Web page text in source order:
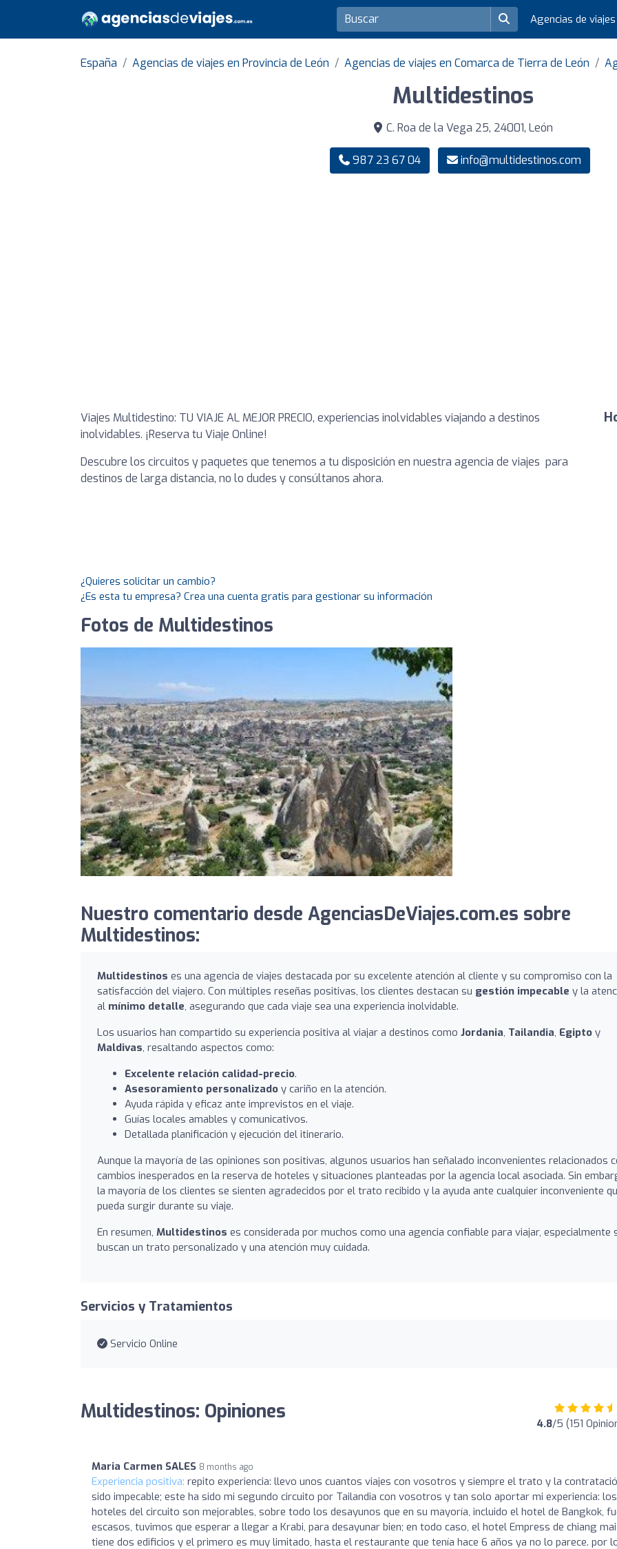
Agencias de viajes
España Agencias de viajes en Provincia de León Agencias de viajes en Comarca de Tierra de León
Multidestinos
C. Roa de la Vega 25, 24001, León
987 23 67 04 info@multidestinos.com
Viajes Multidestino: TU VIAJE AL MEJOR PRECIO, experiencias inolvidables viajando a destinos
inolvidables. ¡Reserva tu Viaje Online!
Descubre los circuitos y paquetes que tenemos a tu disposición en nuestra agencia de viajes para
destinos de larga distancia, no lo dudes y consúltanos ahora.
¿Quieres solicitar un cambio?
¿Es esta tu empresa? Crea una cuenta gratis para gestionar su información
Fotos de Multidestinos
Nuestro comentario desde AgenciasDeViajes.com.es sobre
Multidestinos:
Multidestinos es una agencia de viajes destacada por su excelente atención al cliente y su compromiso con la
satisfacción del viajero. Con múltiples reseñas positivas, los clientes destacan su gestión impecable y la
al mínimo detalle, asegurando que cada viaje sea una experiencia inolvidable.
Los usuarios han compartido su experiencia positiva al viajar a destinos como Jordania, Tailandia, Egipto y
Maldivas, resaltando aspectos como:
Excelente relación calidad-precio.
Asesoramiento personalizado y cariño en la atención.
Ayuda rápida y eficaz ante imprevistos en el viaje.
Guías locales amables y comunicativos.
Detallada planificación y ejecución del itinerario.
Aunque la mayoría de las opiniones son positivas, algunos usuarios han señalado inconvenientes relacionados
cambios inesperados en la reserva de hoteles y situaciones planteadas por la agencia local asociada. Sin
la mayoría de los clientes se sienten agradecidos por el trato recibido y la ayuda ante cualquier inconveniente
pueda surgir durante su viaje.
En resumen, Multidestinos es considerada por muchos como una agencia confiable para viajar, especialmente
buscan un trato personalizado y una atención muy cuidada.
Servicios y Tratamientos
Servicio Online
Multidestinos: Opiniones 4.8/5 (151
Maria Carmen SALES 8 months ago
Experiencia positiva: repito experiencia: llevo unos cuantos viajes con vosotros y siempre el trato y la
sido impecable; este ha sido mi segundo circuito por Tailandia con vosotros y tan solo aportar mi experiencia: los
hoteles del circuito son mejorables, sobre todo los desayunos que en su mayoría, incluido el hotel de Bangkok,
escasos, tuvimos que esperar a llegar a Krabi, para desayunar bien; en todo caso, el hotel Empress de chiang mai
tiene dos edificios y el primero es muy limitado, hasta el restaurante que tenía hace 6 años ya no lo parece. por